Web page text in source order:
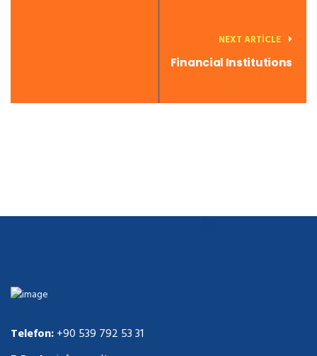
NEXT ARTICLE
Financial Institutions
Telefon:+90 539 792 53 31